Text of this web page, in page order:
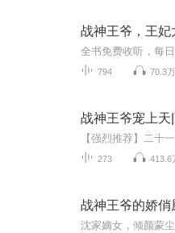
战神王爷，王妃
794 70.3万
战神王爷宠上天
273 413.6
战神王爷的娇俏